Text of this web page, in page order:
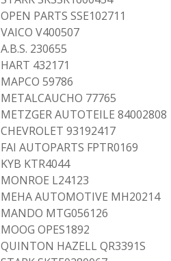
OPEN PARTS SSE102711
VAICO V400507
A.B.S. 230655
HART 432171
MAPCO 59786
METALCAUCHO 77765
METZGER AUTOTEILE 84002808
CHEVROLET 93192417
FAI AUTOPARTS FPTR0169
KYB KTR4044
MONROE L24123
MEHA AUTOMOTIVE MH20214
MANDO MTG056126
MOOG OPES1892
QUINTON HAZELL QR3391S